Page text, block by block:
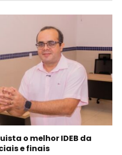
o melhor IDEB da
e finais